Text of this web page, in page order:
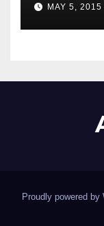
MAY 5, 2015
Proudly powered by